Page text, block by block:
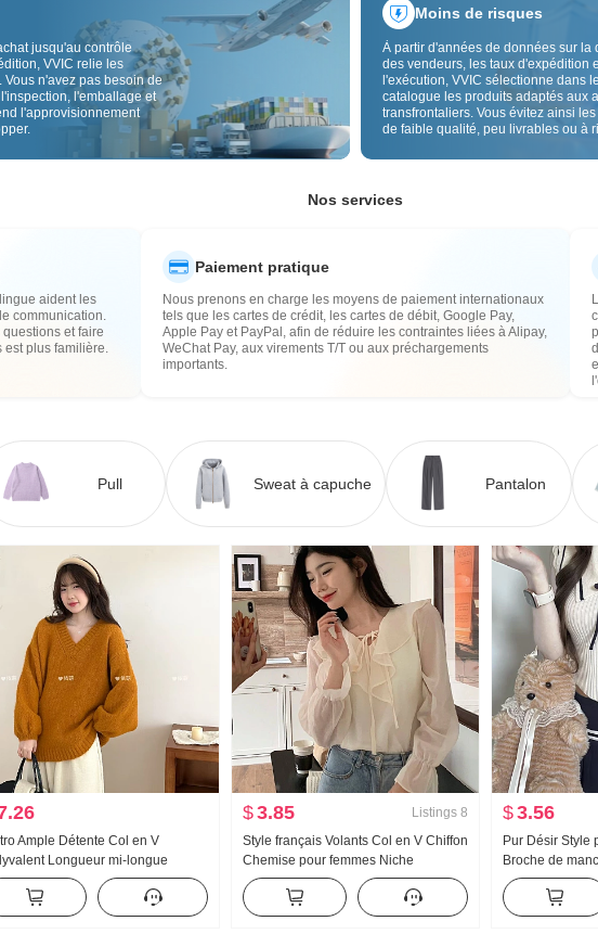
jusqu'au contrôle
VVIC relie les
n'avez pas besoin de
l'emballage et
l'approvisionnement
Moins de risques
À partir d'années de données sur la
des vendeurs, les taux d'expédition
l'exécution, VVIC sélectionne dans le
catalogue les produits adaptés aux
transfrontaliers. Vous évitez ainsi
de faible qualité, peu livrables ou à
Le contrôle qualité transfrontalier et
risques de qualité, douane et après-
Nos services
aident les
communication.
et faire
est plus familière.
Paiement pratique
Nous prenons en charge les moyens de paiement internationaux
tels que les cartes de crédit, les cartes de débit, Google Pay,
Apple Pay et PayPal, afin de réduire les contraintes liées à Alipay,
WeChat Pay, aux virements T/T ou aux préchargements
importants.
Pull Sweat à capuche Pantalon
Ample Détente Col en V
Longueur mi-longue
des femmes Atmosphère
Rouge Amincissant Couverture
Tricoté Top Femme
$3.85 Listings 8
Style français Volants Col en V Chiffon
Chemise pour femmes Niche
Conception Sens 2026 Printemps et
automne Nouveau Manches
bouffantes Chic Top
$3.56
Pur Désir Style
Broche de
Ensemble
Amincissant
Jupe mi-